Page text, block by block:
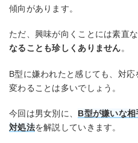
傾向があります。
ただ、興味が向くことには素直
なることも珍しくありません。
B型に嫌われたと感じても、対
変わることは多いでしょう。
今回は男女別に、 B型が嫌いな
対処法を解説していきます。